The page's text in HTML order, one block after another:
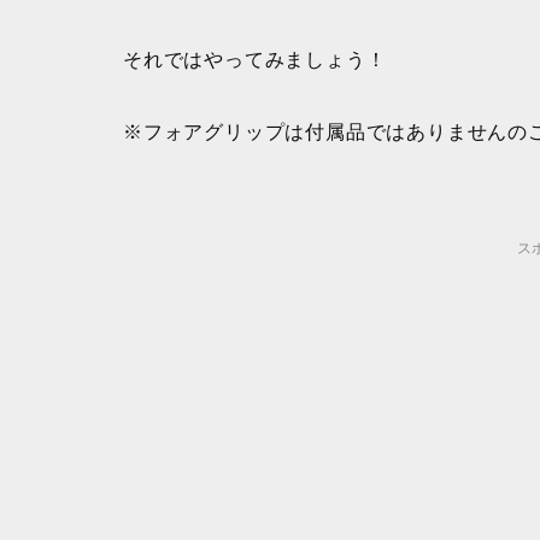
それではやってみましょう！
※フォアグリップは付属品ではありませんの
ス